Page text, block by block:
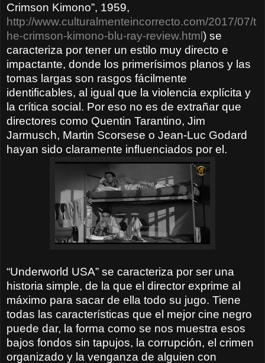
Crimson Kimono”, 1959,
http://www.culturalmenteincorrecto.com/2017/07/t
he-crimson-kimono-blu-ray-review.html) se
caracteriza por tener un estilo muy directo e
impactante, donde los primerísimos planos y las
tomas largas son rasgos fácilmente
identificables, al igual que la violencia explícita y
la crítica social. Por eso no es de extrañar que
directores como Quentin Tarantino, Jim
Jarmusch, Martin Scorsese o Jean-Luc Godard
hayan sido claramente influenciados por el.
“Underworld USA” se caracteriza por ser una
historia simple, de la que el director exprime al
máximo para sacar de ella todo su jugo. Tiene
todas las características que el mejor cine negro
puede dar, la forma como se nos muestra esos
bajos fondos sin tapujos, la corrupción, el crimen
organizado y la venganza de alguien con